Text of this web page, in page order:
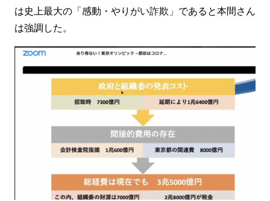
は史上最大の「感動・やりがい詐欺」であると本間さん
は強調した。